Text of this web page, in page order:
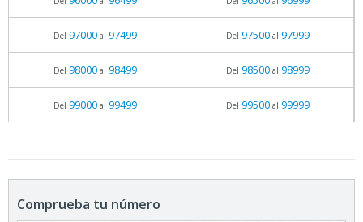
Del 97000al 97499 Del 97500al 97999
Del 98000al 98499 Del 98500al 98999
Del 99000al 99499 Del 99500al 99999
Comprueba tu número